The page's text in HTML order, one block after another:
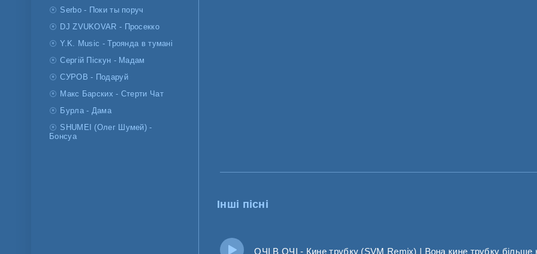
Serbo - Поки ты поруч
DJ ZVUKOVAR - Просекко
Y.K. Music - Троянда в тумані
Сергій Піскун - Мадам
СУРОВ - Подаруй
Макс Барских - Стерти Чат
Бурла - Дама
SHUMEI (Олег Шумей) -
Бонсуа
Інші пісні
ОЧІ В ОЧІ - Кине трубку (SVM Remix) | Вона кине трубку більше